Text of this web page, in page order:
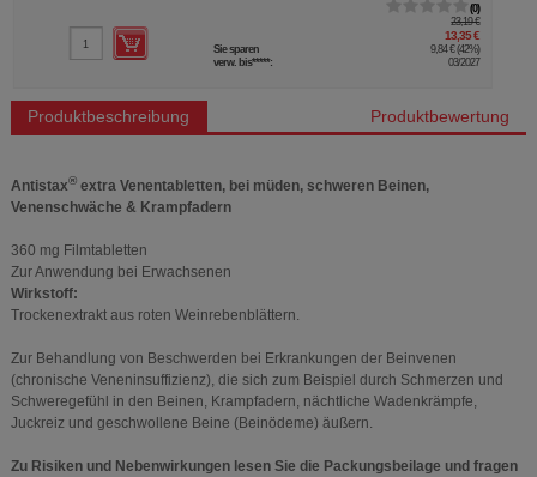
0
23,19 €
13,35 €
Sie sparen 9,84 € (42%)
verw. bis*****:
03/2027
Produktbeschreibung Produktbewertung
Antistax® extra Venentabletten, bei müden, schweren Beinen,
Venenschwäche & Krampfadern
360 mg Filmtabletten
Zur Anwendung bei Erwachsenen
Wirkstoff:
Trockenextrakt aus roten Weinrebenblättern.
Zur Behandlung von Beschwerden bei Erkrankungen der Beinvenen
(chronische Veneninsuffizienz), die sich zum Beispiel durch Schmerzen und
Schweregefühl in den Beinen, Krampfadern, nächtliche Wadenkrämpfe,
Juckreiz und geschwollene Beine (Beinödeme) äußern.
Zu Risiken und Nebenwirkungen lesen Sie die Packungsbeilage und fragen